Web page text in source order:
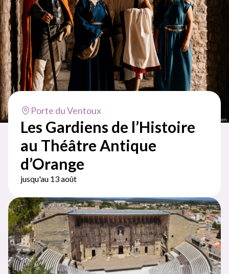
Porte du Ventoux
Les Gardiens de l’Histoire
au Théâtre Antique
d’Orange
jusqu'au 13 août